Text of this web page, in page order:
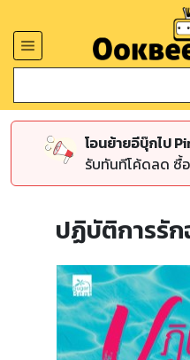
โอนย้ายอีบุ๊กไป
รับทันทีโค้ดลด ซื้
ปฏิบัติการรั